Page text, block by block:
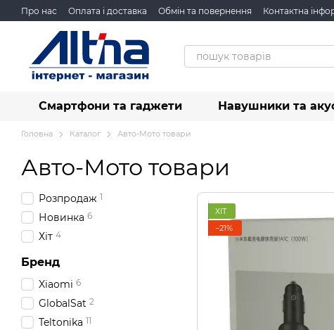
Перейти до основного контенту
Про нас Оплата і доставка Обмін та повернення Контактна
Смартфони та гаджети Навушники та
Головна Каталог Авто-Мото товари
Авто-Мото товари
ХІТ
−21%
Розпродаж 1
Новинка 6
Хіт 4
Бренд
Xiaomi 6
GlobalSat 2
Teltonika 11